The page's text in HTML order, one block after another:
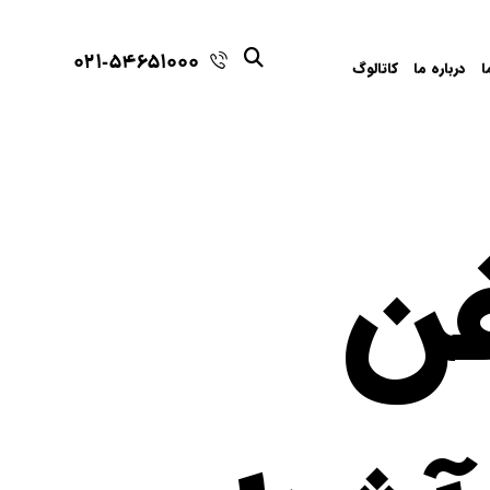
درباره ما کاتالوگ 021-54651000